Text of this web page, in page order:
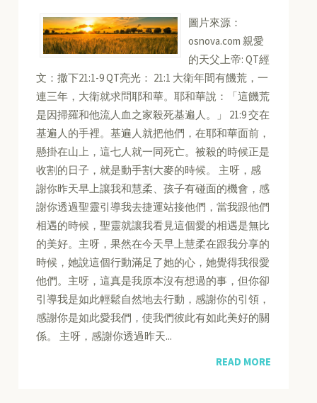
圖片來源：
osnova.com 親愛
的天父上帝: QT經
文：撒下21:1-9 QT亮光： 21:1 大衛年間有饑荒，一
連三年，大衛就求問耶和華。耶和華說：「這饑荒
是因掃羅和他流人血之家殺死基遍人。」 21:9 交在
基遍人的手裡。基遍人就把他們，在耶和華面前，
懸掛在山上，這七人就一同死亡。被殺的時候正是
收割的日子，就是動手割大麥的時候。 主呀，感
謝你昨天早上讓我和慧柔、孩子有碰面的機會，感
謝你透過聖靈引導我去捷運站接他們，當我跟他們
相遇的時候，聖靈就讓我看見這個愛的相遇是無比
的美好。主呀，果然在今天早上慧柔在跟我分享的
時候，她說這個行動滿足了她的心，她覺得我很愛
他們。主呀，這真是我原本沒有想過的事，但你卻
引導我是如此輕鬆自然地去行動，感謝你的引領，
感謝你是如此愛我們，使我們彼此有如此美好的關
係。 主呀，感謝你透過昨天...
READ MORE